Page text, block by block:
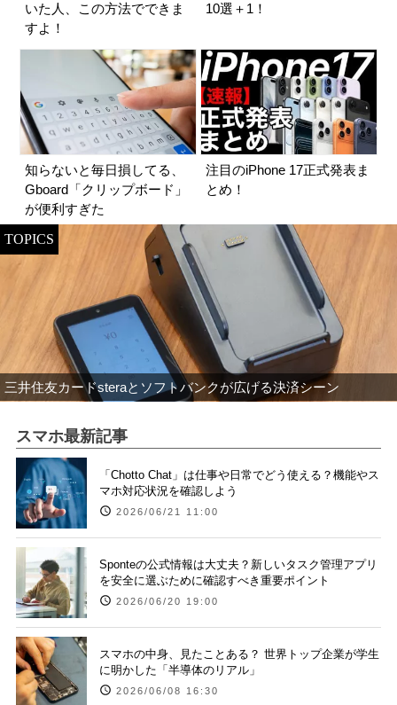
いた人、この方法でできま
すよ！
10選＋1！
知らないと毎日損してる、
Gboard「クリップボード」
が便利すぎた
注目のiPhone 17正式発表ま
とめ！
TOPICS
三井住友カードsteraとソフトバンクが広げる決済シーン
スマホ最新記事
「Chotto Chat」は仕事や日常でどう使える？機能やス
マホ対応状況を確認しよう
2026/06/21 11:00
Sponteの公式情報は大丈夫？新しいタスク管理アプリ
を安全に選ぶために確認すべき重要ポイント
2026/06/20 19:00
スマホの中身、見たことある？ 世界トップ企業が学生
に明かした「半導体のリアル」
2026/06/08 16:30